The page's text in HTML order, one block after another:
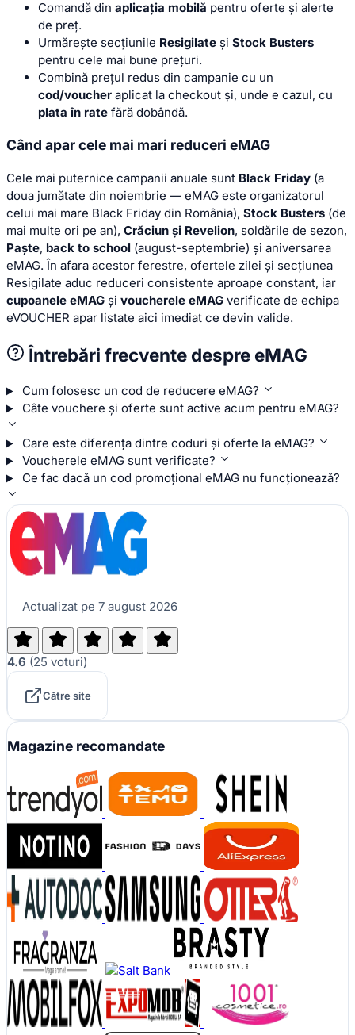
Comandă din aplicația mobilă pentru oferte și alerte
de preț.
Urmărește secțiunile Resigilate și Stock Busters
pentru cele mai bune prețuri.
Combină prețul redus din campanie cu un
cod/voucher aplicat la checkout și, unde e cazul, cu
plata în rate fără dobândă.
Când apar cele mai mari reduceri eMAG
Cele mai puternice campanii anuale sunt Black Friday (a
doua jumătate din noiembrie — eMAG este organizatorul
celui mai mare Black Friday din România), Stock Busters (de
mai multe ori pe an), Crăciun și Revelion, soldările de sezon,
Paște, back to school (august-septembrie) și aniversarea
eMAG. În afara acestor ferestre, ofertele zilei și secțiunea
Resigilate aduc reduceri consistente aproape constant, iar
cupoanele eMAG și voucherele eMAG verificate de echipa
eVOUCHER apar listate aici imediat ce devin valide.
Întrebări frecvente despre eMAG
Cum folosesc un cod de reducere eMAG?
Câte vouchere și oferte sunt active acum pentru eMAG?
Care este diferența dintre coduri și oferte la eMAG?
Voucherele eMAG sunt verificate?
Ce fac dacă un cod promoțional eMAG nu funcționează?
Actualizat pe 7 august 2026
4.6 (25 voturi)
Către site
Magazine recomandate